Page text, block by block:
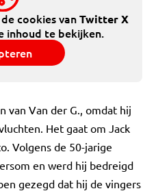
cookies vanTwitter X
inhoud te bekijken.
van Van der G., omdat hij
Het gaat om Jack
Volgens de 50-jarige
en werd hij bedreigd
gezegd dat hij de vingers